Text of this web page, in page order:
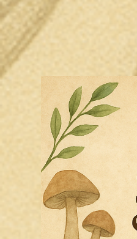
Somos Red
terapeutas
Somos
aplicadas a la
Nuestro fin es
de la
Para acceder